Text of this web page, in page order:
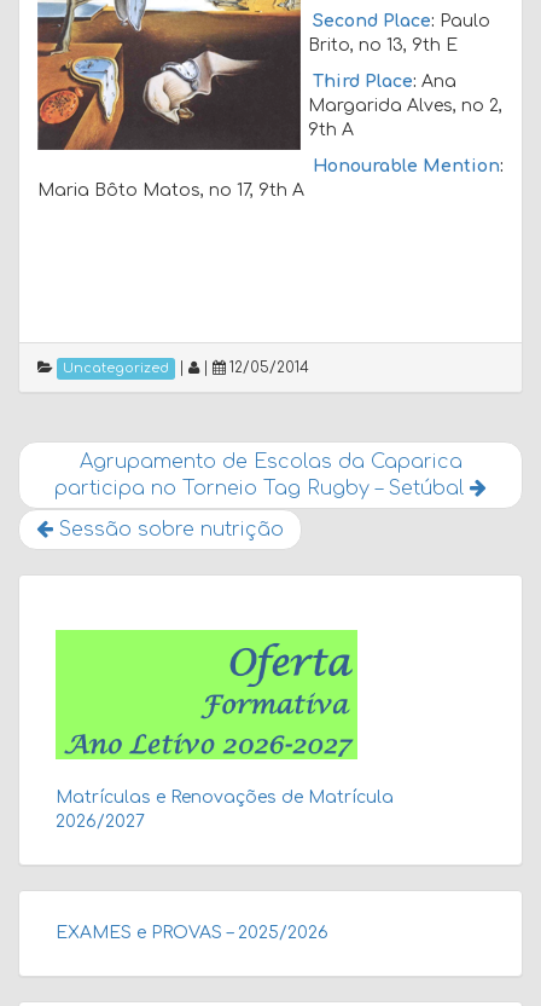
Second Place: Paulo
Brito, no 13, 9th E
Third Place: Ana
Margarida Alves, no 2,
9th A
Honourable Mention:
Maria Bôto Matos, no 17, 9th A
Uncategorized 12/05/2014
Agrupamento de Escolas da Caparica
participa no Torneio Tag Rugby – Setúbal
Sessão sobre nutrição
Matrículas e Renovações de Matrícula
2026/2027
EXAMES e PROVAS – 2025/2026